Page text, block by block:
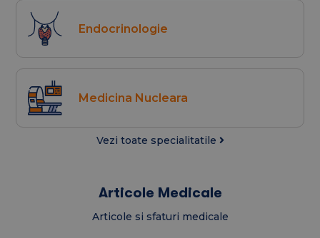
Endocrinologie
Medicina Nucleara
Vezi toate specialitatile
Articole Medicale
Articole si sfaturi medicale